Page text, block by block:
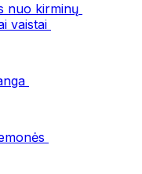
nuo kirminų
vaistai